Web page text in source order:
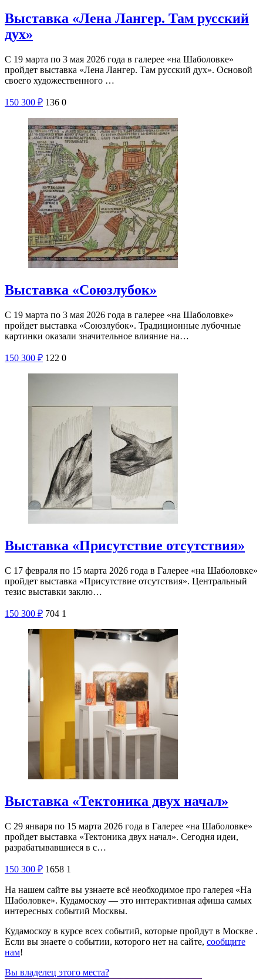
Выставка «Лена Лангер. Там русский
дух»
С 19 марта по 3 мая 2026 года в галерее «на Шаболовке»
пройдет выставка «Лена Лангер. Там русский дух». Основой
своего художественного …
150 300 ₽ 136 0
Выставка «Союзлубок»
С 19 марта по 3 мая 2026 года в галерее «на Шаболовке»
пройдет выставка «Союзлубок». Традиционные лубочные
картинки оказали значительное влияние на…
150 300 ₽ 122 0
Выставка «Присутствие отсутствия»
С 17 февраля по 15 марта 2026 года в Галерее «на Шаболовке»
пройдет выставка «Присутствие отсутствия». Центральный
тезис выставки заклю…
150 300 ₽ 704 1
Выставка «Тектоника двух начал»
С 29 января по 15 марта 2026 года в Галерее «на Шаболовке»
пройдет выставка «Тектоника двух начал». Сегодня идеи,
разрабатывавшиеся в с…
150 300 ₽ 1658 1
На нашем сайте вы узнаете всё необходимое про галерея «На
Шаболовке». Кудамоскоу — это интерактивная афиша самых
интересных событий Москвы.
Кудамоскоу в курсе всех событий, которые пройдут в Москве .
Если вы знаете о событии, которого нет на сайте, сообщите
нам!
Вы владелец этого места?